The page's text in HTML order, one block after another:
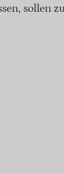
sollen